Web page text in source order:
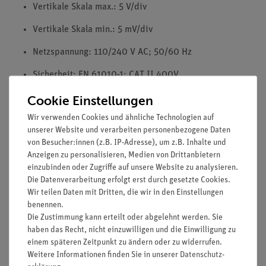
Vertikale Skala max.: 5 V/div
Vertikale Skala min.: 5 mV/div
Netzspannung: 110/240 V AC; 50/60 Hz
Sicherheit: EN 61010-1; CAT II 400V
Zubehör: USB-Kabel, Software-CD für Windows,
Netzkabel, Tastköpfe und Bedienungsanleitung
Media / Downloads
Cookie Einstellungen
Wir verwenden Cookies und ähnliche Technologien auf
unserer Website und verarbeiten personenbezogene Daten
von Besucher:innen (z.B. IP-Adresse), um z.B. Inhalte und
Anzeigen zu personalisieren, Medien von Drittanbietern
einzubinden oder Zugriffe auf unsere Website zu analysieren.
Die Datenverarbeitung erfolgt erst durch gesetzte Cookies.
Wir teilen Daten mit Dritten, die wir in den Einstellungen
benennen.
Die Zustimmung kann erteilt oder abgelehnt werden. Sie
haben das Recht, nicht einzuwilligen und die Einwilligung zu
einem späteren Zeitpunkt zu ändern oder zu widerrufen.
Weitere Informationen finden Sie in unserer Daten­schutz­